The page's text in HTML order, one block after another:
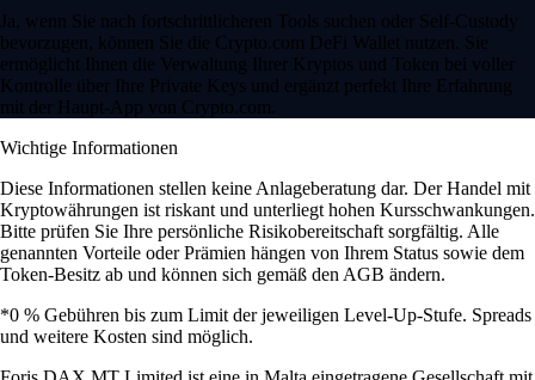
Ja, wenn Sie nach fortschrittlicheren Tools suchen oder Self-Custody
bevorzugen, können Sie die Crypto.com DeFi Wallet nutzen. Sie
ermöglicht Ihnen die Verwaltung Ihrer Kryptos und Token bei voller
Kontrolle über Ihre Private Keys und ergänzt perfekt Ihre Erfahrung
mit der Haupt-App von Crypto.com.
Wichtige Informationen
Diese Informationen stellen keine Anlageberatung dar. Der Handel mit
Kryptowährungen ist riskant und unterliegt hohen Kursschwankungen.
Bitte prüfen Sie Ihre persönliche Risikobereitschaft sorgfältig. Alle
genannten Vorteile oder Prämien hängen von Ihrem Status sowie dem
Token-Besitz ab und können sich gemäß den AGB ändern.
*0 % Gebühren bis zum Limit der jeweiligen Level-Up-Stufe. Spreads
und weitere Kosten sind möglich.